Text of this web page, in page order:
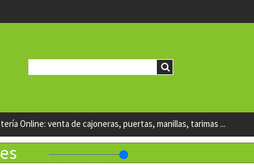
Online: venta de cajoneras, puertas, manillas, tarimas ...